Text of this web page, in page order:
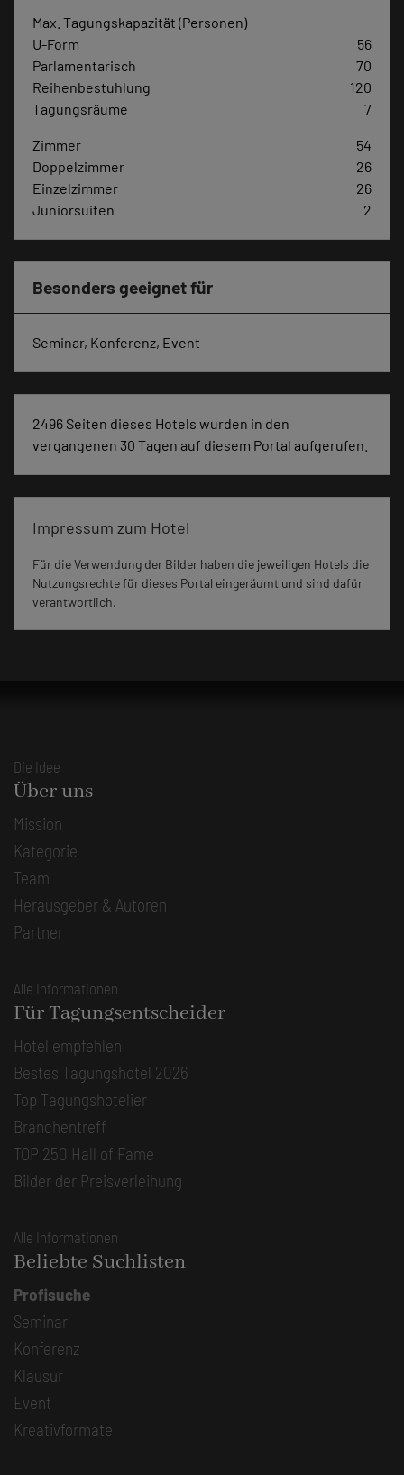
Max. Tagungskapazität (Personen)
U-Form
56
Parlamentarisch
70
Reihenbestuhlung
120
Tagungsräume
7
Zimmer
54
Doppelzimmer
26
Einzelzimmer
26
Juniorsuiten
2
Besonders geeignet für
Seminar, Konferenz, Event
2496 Seiten dieses Hotels wurden in den
vergangenen 30 Tagen auf diesem Portal aufgerufen.
Impressum zum Hotel
Für die Verwendung der Bilder haben die jeweiligen Hotels die
Nutzungsrechte für dieses Portal eingeräumt und sind dafür
verantwortlich.
Die Idee
Über uns
Mission
Kategorie
Team
Herausgeber & Autoren
Partner
Alle Informationen
Für Tagungsentscheider
Hotel empfehlen
Bestes Tagungshotel 2026
Top Tagungshotelier
Branchentreff
TOP 250 Hall of Fame
Bilder der Preisverleihung
Alle Informationen
Beliebte Suchlisten
Profisuche
Seminar
Konferenz
Klausur
Event
Kreativformate